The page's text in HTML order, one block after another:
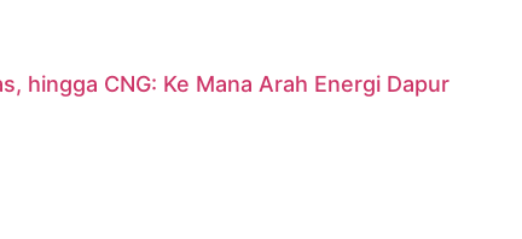
hingga CNG: Ke Mana Arah Energi Dapur